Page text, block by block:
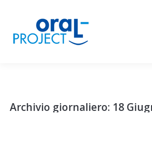
Archivio giornaliero: 18